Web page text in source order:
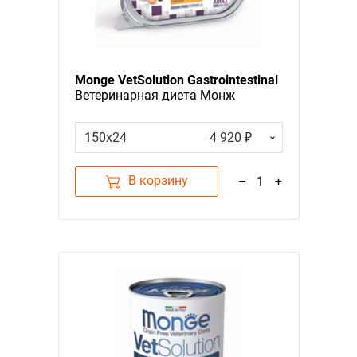
Monge VetSolution Gastrointestinal
Ветеринарная диета Монж
заболеваниях ЖКТ (цена за
упаковку)
150х24 4 920 ₽
В корзину – 1 +